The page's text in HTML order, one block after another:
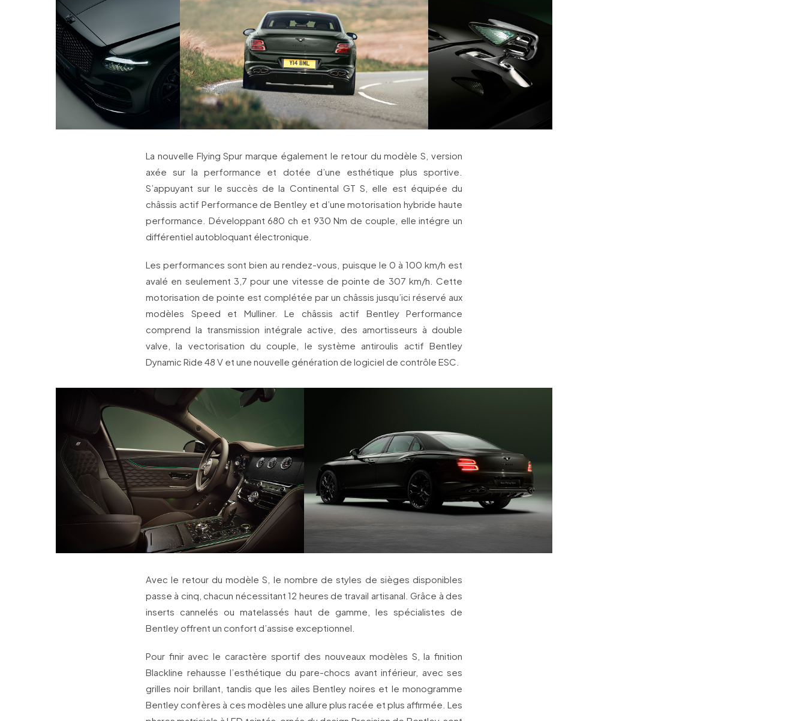
La nouvelle Flying Spur marque également le retour du modèle S, version
axée sur la performance et dotée d’une esthétique plus sportive.
S’appuyant sur le succès de la Continental GT S, elle est équipée du
châssis actif Performance de Bentley et d’une motorisation hybride haute
performance. Développant 680 ch et 930 Nm de couple, elle intégre un
différentiel autobloquant électronique.
Les performances sont bien au rendez-vous, puisque le 0 à 100 km/h est
avalé en seulement 3,7 pour une vitesse de pointe de 307 km/h. Cette
motorisation de pointe est complétée par un châssis jusqu’ici réservé aux
modèles Speed et Mulliner. Le châssis actif Bentley Performance
comprend la transmission intégrale active, des amortisseurs à double
valve, la vectorisation du couple, le système antiroulis actif Bentley
Dynamic Ride 48 V et une nouvelle génération de logiciel de contrôle ESC.
Avec le retour du modèle S, le nombre de styles de sièges disponibles
passe à cinq, chacun nécessitant 12 heures de travail artisanal. Grâce à des
inserts cannelés ou matelassés haut de gamme, les spécialistes de
Bentley offrent un confort d’assise exceptionnel.
Pour finir avec le caractère sportif des nouveaux modèles S, la finition
Blackline rehausse l’esthétique du pare-chocs avant inférieur, avec ses
grilles noir brillant, tandis que les ailes Bentley noires et le monogramme
Bentley confères à ces modèles une allure plus racée et plus affirmée. Les